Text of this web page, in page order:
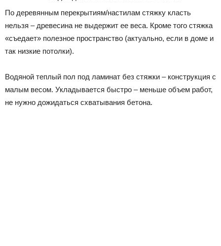
По деревянным перекрытиям/настилам стяжку класть
нельзя – древесина не выдержит ее веса. Кроме того стяжка
«съедает» полезное пространство (актуально, если в доме и
так низкие потолки).
Водяной теплый пол под ламинат без стяжки – конструкция с
малым весом. Укладывается быстро – меньше объем работ,
не нужно дожидаться схватывания бетона.